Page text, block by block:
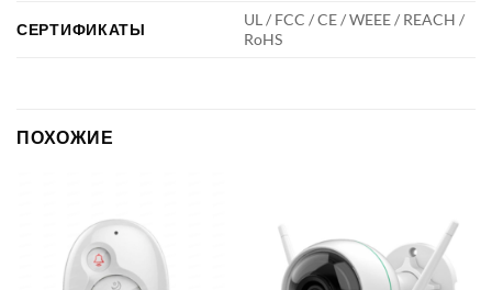
СЕРТИФИКАТЫ
UL / FCC / CE / WEEE / REACH /
RoHS
ПОХОЖИЕ